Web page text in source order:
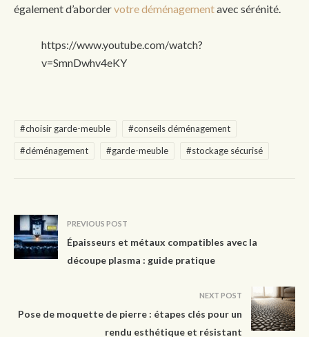
également d’abordervotre déménagementavec sérénité.
https://www.youtube.com/watch?
v=SmnDwhv4eKY
#choisir garde-meuble
#conseils déménagement
#déménagement
#garde-meuble #stockage sécurisé
PREVIOUS POST
Épaisseurs et métaux compatibles avec la
découpe plasma : guide pratique
NEXT POST
Pose de moquette de pierre : étapes clés pour un
rendu esthétique et résistant